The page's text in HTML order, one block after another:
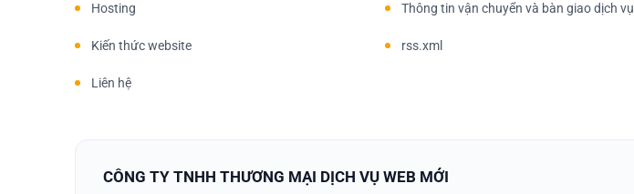
Hosting
Kiến thức website
Liên hệ
Thông tin vận chuyển và bàn giao dịch vụ
rss.xml
CÔNG TY TNHH THƯƠNG MẠI DỊCH VỤ WEB MỚI